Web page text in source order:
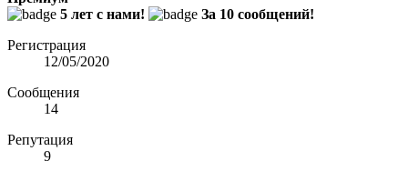
5 лет с нами!
За 10 сообщений!
Регистрация
12/05/2020
Сообщения
14
Репутация
9